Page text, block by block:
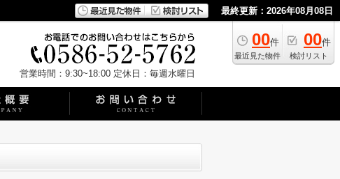
最終更新：2026年08月08日
00件
最近見た物件
00件
検討リスト
営業時間：9:30~18:00 定休日：毎週水曜日